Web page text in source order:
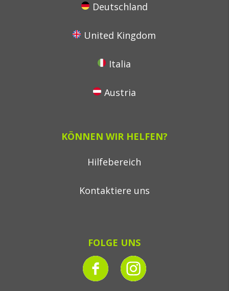
Deutschland
United Kingdom
Italia
Austria
KÖNNEN WIR HELFEN?
Hilfebereich
Kontaktiere uns
FOLGE UNS